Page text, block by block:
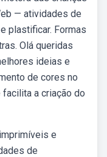
— atividades de
plastificar. Formas
Olá queridas
ideias e
de cores no
a criação do
e
de